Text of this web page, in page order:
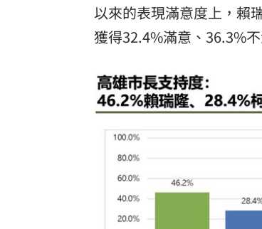
以來的表現滿意度上，賴
獲得32.4%滿意、36.3%